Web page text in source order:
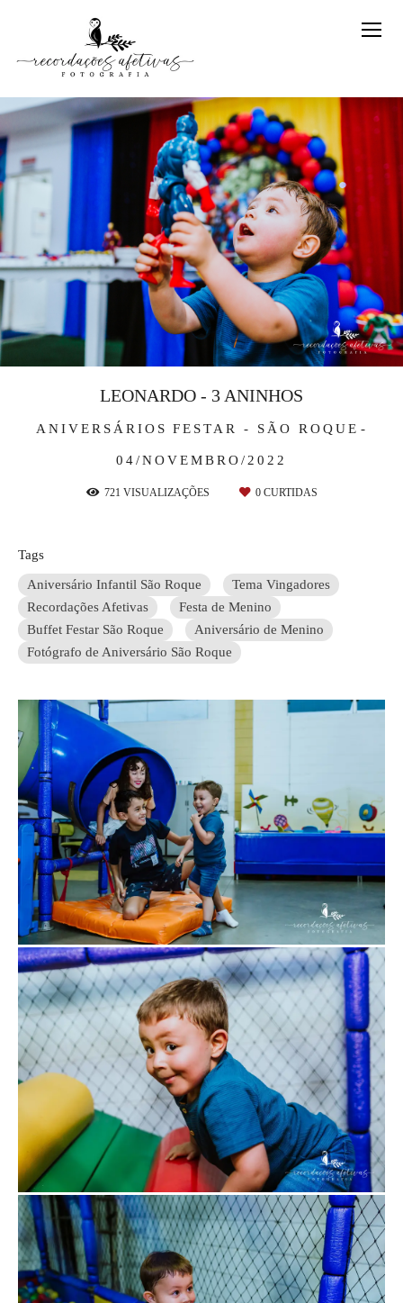
ANIVERSÁRIOS FESTAR - SÃO ROQUE
04/NOVEMBRO/2022
LEONARDO - 3 ANINHOS
721 VISUALIZAÇÕES 0CURTIDAS
Tags
Aniversário Infantil São Roque
Tema Vingadores
Recordações Afetivas
Festa de Menino
Buffet Festar São Roque
Aniversário de Menino
Fotógrafo de Aniversário São Roque